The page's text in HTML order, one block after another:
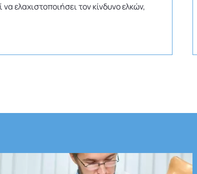
ελαχιστοποιήσει τον κίνδυνο ελκών,